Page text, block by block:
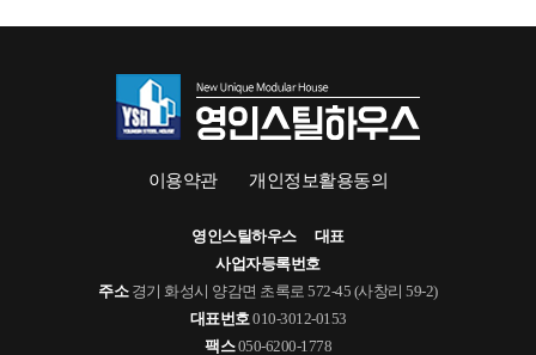
이용약관 개인정보활용동의
영인스틸하우스
대표
사업자등록번호
주소경기 화성시 양감면 초록로 572-45 (사창리 59-2)
대표번호010-3012-0153
팩스050-6200-1778